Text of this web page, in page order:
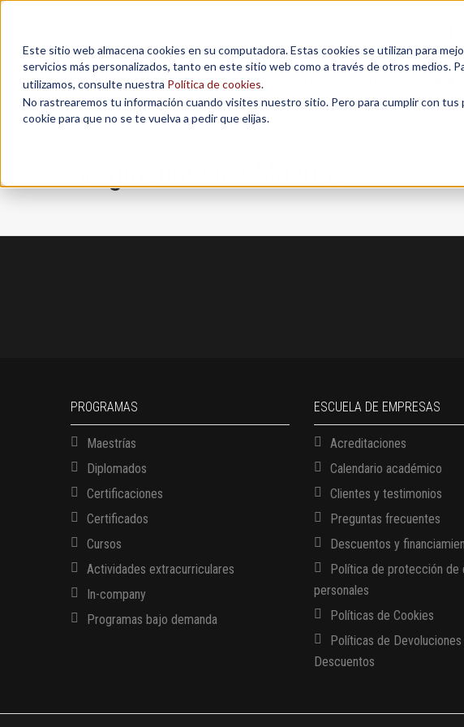
Este sitio web almacena cookies en su computadora. Estas cookies se utilizan para
servicios más personalizados, tanto en este sitio web como a través de otros medios.
utilizamos, consulte nuestra Política de cookies.
No rastrearemos tu información cuando visites nuestro sitio. Pero para cumplir con
cookie para que no se te vuelva a pedir que elijas.
PROGRAMAS
Maestrías
Diplomados
Certificaciones
Certificados
Cursos
Actividades extracurriculares
In-company
Programas bajo demanda
ESCUELA DE EMPRESAS
Acreditaciones
Calendario académico
Clientes y testimonios
Preguntas frecuentes
Descuentos y
Política de protección de
personales
Políticas de Cookies
Políticas de Devoluciones
Descuentos